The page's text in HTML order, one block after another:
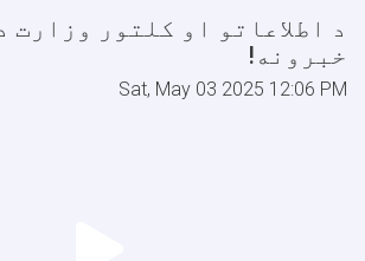
د اطلاعاتو او کلتور وزارت
خبرونه!
Sat, May 03 2025 12:06 PM